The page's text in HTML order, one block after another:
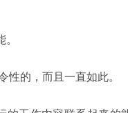
性的，而且一直如此。